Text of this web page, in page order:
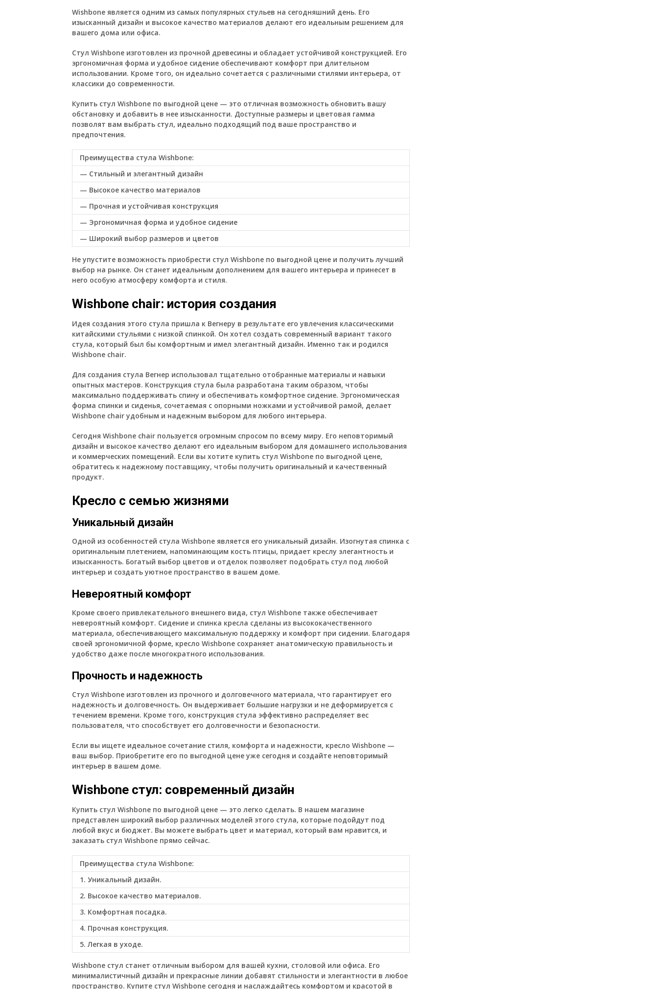
Wishbone является одним из самых популярных стульев на сегодняшний день. Его
изысканный дизайн и высокое качество материалов делают его идеальным решением для
вашего дома или офиса.
Стул Wishbone изготовлен из прочной древесины и обладает устойчивой конструкцией. Его
эргономичная форма и удобное сидение обеспечивают комфорт при длительном
использовании. Кроме того, он идеально сочетается с различными стилями интерьера, от
классики до современности.
Купить стул Wishbone по выгодной цене — это отличная возможность обновить вашу
обстановку и добавить в нее изысканности. Доступные размеры и цветовая гамма
позволят вам выбрать стул, идеально подходящий под ваше пространство и
предпочтения.
Преимущества стула Wishbone:
— Стильный и элегантный дизайн
— Высокое качество материалов
— Прочная и устойчивая конструкция
— Эргономичная форма и удобное сидение
— Широкий выбор размеров и цветов
Не упустите возможность приобрести стул Wishbone по выгодной цене и получить лучший
выбор на рынке. Он станет идеальным дополнением для вашего интерьера и принесет в
него особую атмосферу комфорта и стиля.
Wishbone chair: история создания
Идея создания этого стула пришла к Вегнеру в результате его увлечения классическими
китайскими стульями с низкой спинкой. Он хотел создать современный вариант такого
стула, который был бы комфортным и имел элегантный дизайн. Именно так и родился
Wishbone chair.
Для создания стула Вегнер использовал тщательно отобранные материалы и навыки
опытных мастеров. Конструкция стула была разработана таким образом, чтобы
максимально поддерживать спину и обеспечивать комфортное сидение. Эргономическая
форма спинки и сиденья, сочетаемая с опорными ножками и устойчивой рамой, делает
Wishbone chair удобным и надежным выбором для любого интерьера.
Сегодня Wishbone chair пользуется огромным спросом по всему миру. Его неповторимый
дизайн и высокое качество делают его идеальным выбором для домашнего использования
и коммерческих помещений. Если вы хотите купить стул Wishbone по выгодной цене,
обратитесь к надежному поставщику, чтобы получить оригинальный и качественный
продукт.
Кресло с семью жизнями
Уникальный дизайн
Одной из особенностей стула Wishbone является его уникальный дизайн. Изогнутая спинка с
оригинальным плетением, напоминающим кость птицы, придает креслу элегантность и
изысканность. Богатый выбор цветов и отделок позволяет подобрать стул под любой
интерьер и создать уютное пространство в вашем доме.
Невероятный комфорт
Кроме своего привлекательного внешнего вида, стул Wishbone также обеспечивает
невероятный комфорт. Сидение и спинка кресла сделаны из высококачественного
материала, обеспечивающего максимальную поддержку и комфорт при сидении. Благодаря
своей эргономичной форме, кресло Wishbone сохраняет анатомическую правильность и
удобство даже после многократного использования.
Прочность и надежность
Стул Wishbone изготовлен из прочного и долговечного материала, что гарантирует его
надежность и долговечность. Он выдерживает большие нагрузки и не деформируется с
течением времени. Кроме того, конструкция стула эффективно распределяет вес
пользователя, что способствует его долговечности и безопасности.
Если вы ищете идеальное сочетание стиля, комфорта и надежности, кресло Wishbone —
ваш выбор. Приобретите его по выгодной цене уже сегодня и создайте неповторимый
интерьер в вашем доме.
Wishbone стул: современный дизайн
Купить стул Wishbone по выгодной цене — это легко сделать. В нашем магазине
представлен широкий выбор различных моделей этого стула, которые подойдут под
любой вкус и бюджет. Вы можете выбрать цвет и материал, который вам нравится, и
заказать стул Wishbone прямо сейчас.
Преимущества стула Wishbone:
1. Уникальный дизайн.
2. Высокое качество материалов.
3. Комфортная посадка.
4. Прочная конструкция.
5. Легкая в уходе.
Wishbone стул станет отличным выбором для вашей кухни, столовой или офиса. Его
минималистичный дизайн и прекрасные линии добавят стильности и элегантности в любое
пространство. Купите стул Wishbone сегодня и наслаждайтесь комфортом и красотой в